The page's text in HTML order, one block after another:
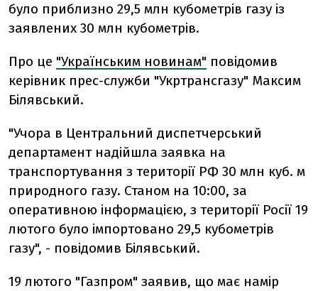
було приблизно 29,5 млн кубометрів газу із
заявлених 30 млн кубометрів.
Про це "Українським новинам" повідомив
керівник прес-служби "Укртрансгазу" Максим
Білявський.
"Учора в Центральний диспетчерський
департамент надійшла заявка на
транспортування з території РФ 30 млн куб. м
природного газу. Станом на 10:00, за
оперативною інформацією, з території Росії 19
лютого було імпортовано 29,5 кубометрів
газу", - повідомив Білявський.
19 лютого "Газпром" заявив, що має намір